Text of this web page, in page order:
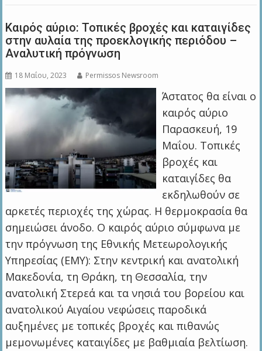
Καιρός αύριο: Τοπικές βροχές και καταιγίδες
στην αυλαία της προεκλογικής περιόδου –
Αναλυτική πρόγνωση
18 Μαΐου, 2023 Permissos Newsroom
Άστατος θα είναι ο
καιρός αύριο
Παρασκευή, 19
Μαΐου. Τοπικές
βροχές και
καταιγίδες θα
εκδηλωθούν σε
αρκετές περιοχές της χώρας. Η θερμοκρασία θα
σημειώσει άνοδο. Ο καιρός αύριο σύμφωνα με
την πρόγνωση της Εθνικής Μετεωρολογικής
Υπηρεσίας (ΕΜΥ): Στην κεντρική και ανατολική
Μακεδονία, τη Θράκη, τη Θεσσαλία, την
ανατολική Στερεά και τα νησιά του βορείου και
ανατολικού Αιγαίου νεφώσεις παροδικά
αυξημένες με τοπικές βροχές και πιθανώς
μεμονωμένες καταιγίδες με βαθμιαία βελτίωση.